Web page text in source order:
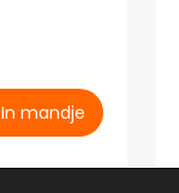
In mandje